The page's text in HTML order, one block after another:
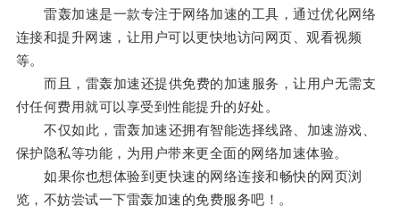
雷轰加速是一款专注于网络加速的工具，通过优化网络
连接和提升网速，让用户可以更快地访问网页、观看视频
等。
而且，雷轰加速还提供免费的加速服务，让用户无需支
付任何费用就可以享受到性能提升的好处。
不仅如此，雷轰加速还拥有智能选择线路、加速游戏、
保护隐私等功能，为用户带来更全面的网络加速体验。
如果你也想体验到更快速的网络连接和畅快的网页浏
览，不妨尝试一下雷轰加速的免费服务吧！。